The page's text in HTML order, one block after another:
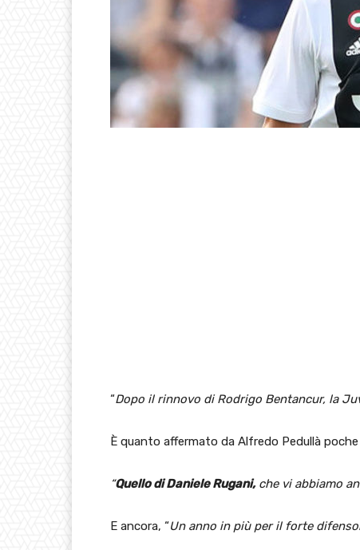
“Dopo il rinnovo di Rodrigo Bentancur, la
È quanto affermato da Alfredo Pedullà
“Quello di Daniele Rugani,che vi abbiamo
E ancora, “Un anno in più per il forte